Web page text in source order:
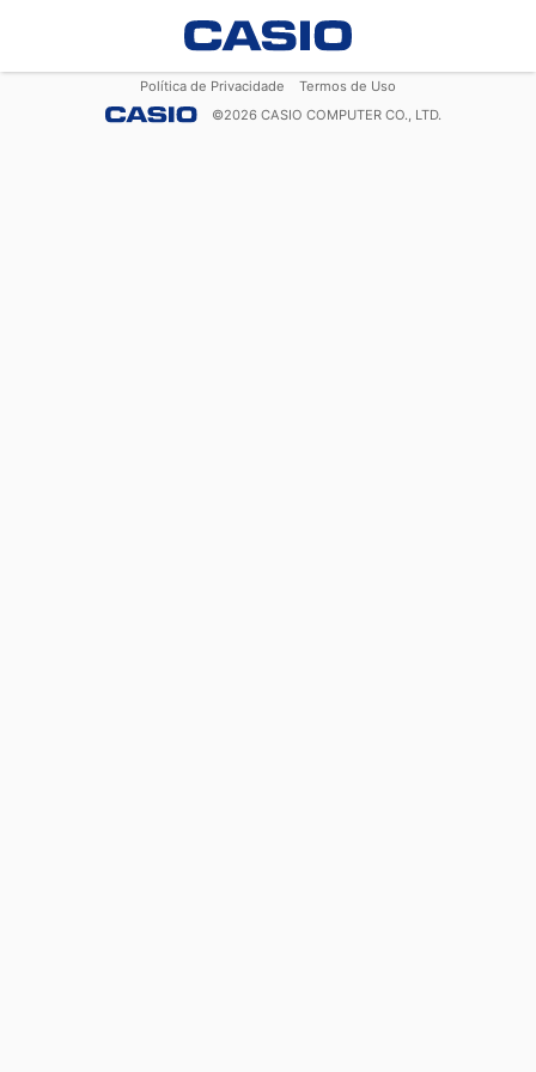
Política de Privacidade
Termos de Uso
©2026 CASIO COMPUTER CO., LTD.